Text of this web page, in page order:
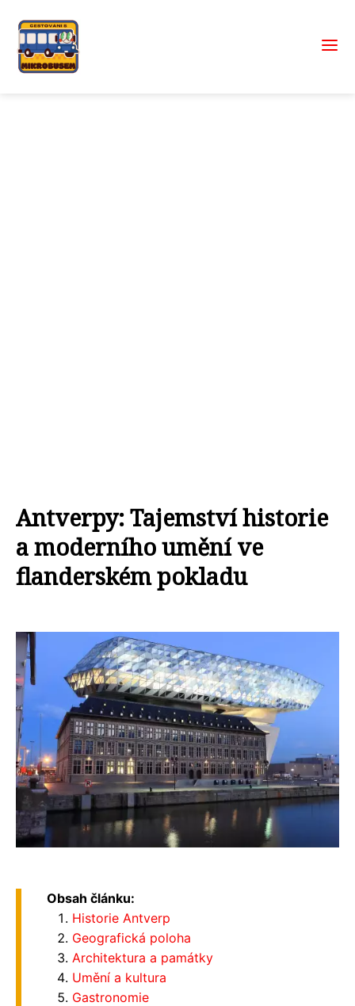
Antverpy: Tajemství historie
a moderního umění ve
flanderském pokladu
Obsah článku:
Historie Antverp
Geografická poloha
Architektura a památky
Umění a kultura
Gastronomie